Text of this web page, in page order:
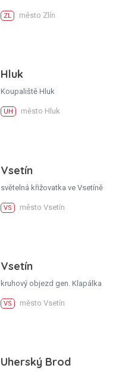
ZL město Zlín
Hluk
Koupaliště Hluk
UH město Hluk
Vsetín
světelná křižovatka ve Vsetíně
VS město Vsetín
Vsetín
kruhový objezd gen. Klapálka
VS město Vsetín
Uherský Brod